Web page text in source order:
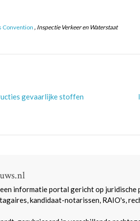
Convention , Inspectie Verkeer en Waterstaat
gevaarlijke stoffen
informatie portal gericht op
kandidaat-notarissen, RAIO's,